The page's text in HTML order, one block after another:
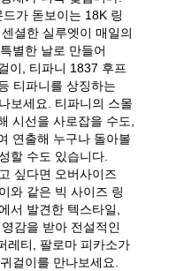
가 돋보이는 18K 링
셜한 실루엣이 매일의
별한 날로 만들어
이, 티파니 1837 후프
티파니를 상징하는
보세요. 티파니의 스몰
시선을 사로잡을 수도,
연출해 누구나 돌아볼
할 수도 있습니다.
싶다면 오버사이즈
와 같은 빅 사이즈 링
서 발견한 텍스타일,
감을 받아 전설적인
레티, 팔로마 피카소가
걸이를 만나보세요.